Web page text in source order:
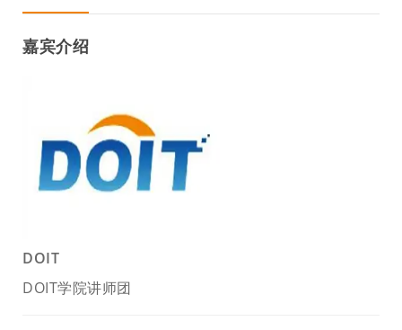
嘉宾介绍
DOIT
DOIT学院讲师团